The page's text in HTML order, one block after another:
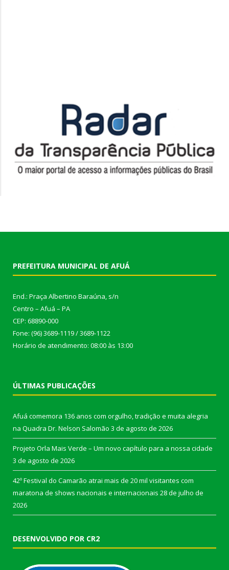
PREFEITURA MUNICIPAL DE AFUÁ
End.: Praça Albertino Baraúna, s/n
Centro – Afuá – PA
CEP: 68890-000
Fone: (96) 3689-1119 / 3689-1122
Horário de atendimento: 08:00 às 13:00
ÚLTIMAS PUBLICAÇÕES
Afuá comemora 136 anos com orgulho, tradição e muita alegria
na Quadra Dr. Nelson Salomão 3 de agosto de 2026
Projeto Orla Mais Verde – Um novo capítulo para a nossa cidade
3 de agosto de 2026
42º Festival do Camarão atrai mais de 20 mil visitantes com
maratona de shows nacionais e internacionais 28 de julho de
2026
DESENVOLVIDO POR CR2